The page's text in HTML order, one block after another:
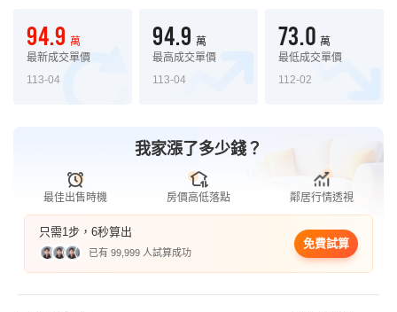
94.9 萬
最新成交單價
113-04
94.9 萬
最高成交單價
113-04
73.0 萬
最低成交單價
112-02
我家漲了多少錢？
最佳出售時機 房價高低落點 鄰居行情透視
只需1步，6秒算出
已有 99,999 人試算成功
免費試算